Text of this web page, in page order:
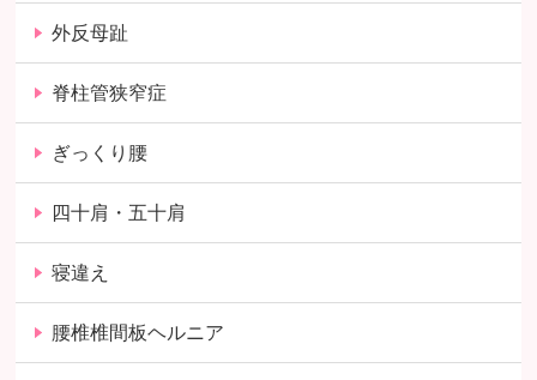
外反母趾
脊柱管狭窄症
ぎっくり腰
四十肩・五十肩
寝違え
腰椎椎間板ヘルニア